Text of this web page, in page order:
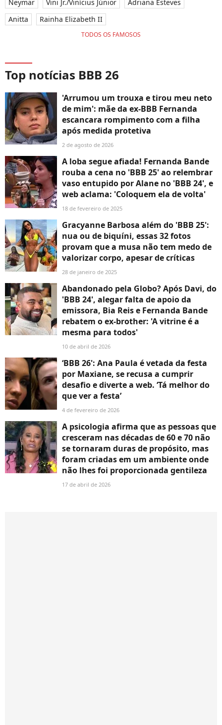
Neymar Vini Jr./Vinícius Júnior
Adriana Esteves
Anitta
Rainha Elizabeth II
TODOS OS FAMOSOS
Top notícias BBB 26
'Arrumou um trouxa e tirou meu neto
de mim': mãe da ex-BBB Fernanda
escancara rompimento com a filha
após medida protetiva
2 de agosto de 2026
A loba segue afiada! Fernanda Bande
rouba a cena no 'BBB 25' ao relembrar
vaso entupido por Alane no 'BBB 24', e
web aclama: 'Coloquem ela de volta'
18 de fevereiro de 2025
Gracyanne Barbosa além do 'BBB 25':
nua ou de biquíni, essas 32 fotos
provam que a musa não tem medo de
valorizar corpo, apesar de críticas
28 de janeiro de 2025
Abandonado pela Globo? Após Davi, do
'BBB 24', alegar falta de apoio da
emissora, Bia Reis e Fernanda Bande
rebatem o ex-brother: 'A vitrine é a
mesma para todos'
10 de abril de 2026
‘BBB 26': Ana Paula é vetada da festa
por Maxiane, se recusa a cumprir
desafio e diverte a web. ‘Tá melhor do
que ver a festa’
4 de fevereiro de 2026
A psicologia afirma que as pessoas que
cresceram nas décadas de 60 e 70 não
se tornaram duras de propósito, mas
foram criadas em um ambiente onde
não lhes foi proporcionada gentileza
17 de abril de 2026